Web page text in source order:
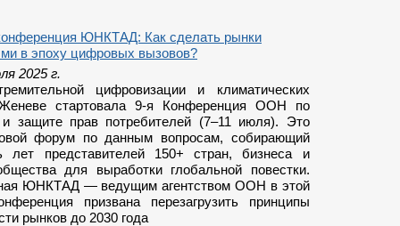
ЮНКТАД: Как сделать рынки
в эпоху цифровых вызовов?
2025 г.
цифровизации и климатических
стартовала 9-я Конференция ООН по
и защите прав потребителей (7–11 июля). Это
форум по данным вопросам, собирающий
лет представителей 150+ стран, бизнеса и
для выработки глобальной повестки.
ЮНКТАД — ведущим агентством ООН в этой
призвана перезагрузить принципы
рынков до 2030 года